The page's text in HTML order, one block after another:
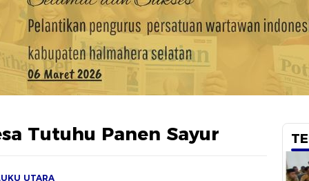
Tutuhu Panen Sayur
UTARA